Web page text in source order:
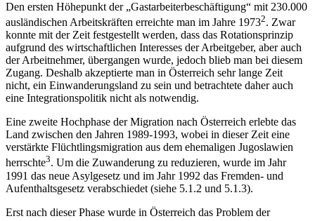
Den ersten Höhepunkt der „Gastarbeiterbeschäftigung“ mit 230.000
ausländischen Arbeitskräften erreichte man im Jahre 19732. Zwar
konnte mit der Zeit festgestellt werden, dass das Rotationsprinzip
aufgrund des wirtschaftlichen Interesses der Arbeitgeber, aber auch
der Arbeitnehmer, übergangen wurde, jedoch blieb man bei diesem
Zugang. Deshalb akzeptierte man in Österreich sehr lange Zeit
nicht, ein Einwanderungsland zu sein und betrachtete daher auch
eine Integrationspolitik nicht als notwendig.
Eine zweite Hochphase der Migration nach Österreich erlebte das
Land zwischen den Jahren 1989-1993, wobei in dieser Zeit eine
verstärkte Flüchtlingsmigration aus dem ehemaligen Jugoslawien
herrschte3. Um die Zuwanderung zu reduzieren, wurde im Jahr
1991 das neue Asylgesetz und im Jahr 1992 das Fremden- und
Aufenthaltsgesetz verabschiedet (siehe 5.1.2 und 5.1.3).
Erst nach dieser Phase wurde in Österreich das Problem der